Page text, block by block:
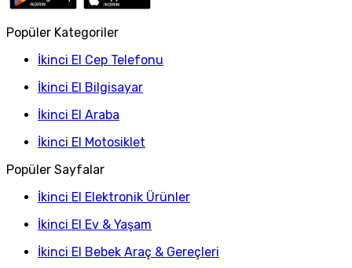
Popüler Kategoriler
İkinci El Cep Telefonu
İkinci El Bilgisayar
İkinci El Araba
İkinci El Motosiklet
Popüler Sayfalar
İkinci El Elektronik Ürünler
İkinci El Ev & Yaşam
İkinci El Bebek Araç & Gereçleri